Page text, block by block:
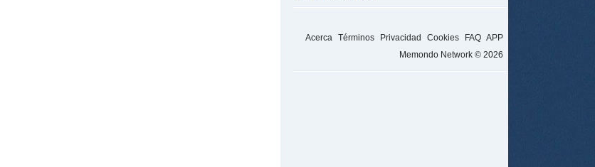
Acerca Términos Privacidad Cookies FAQ APP
Memondo Network © 2026